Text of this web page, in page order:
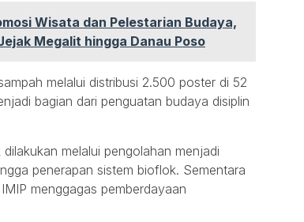
Wisata dan Pelestarian Budaya,
Megalit hingga Danau Poso
melalui distribusi 2.500 poster di 52
bagian dari penguatan budaya disiplin
melalui pengolahan menjadi
penerapan sistem bioflok. Sementara
menggagas pemberdayaan